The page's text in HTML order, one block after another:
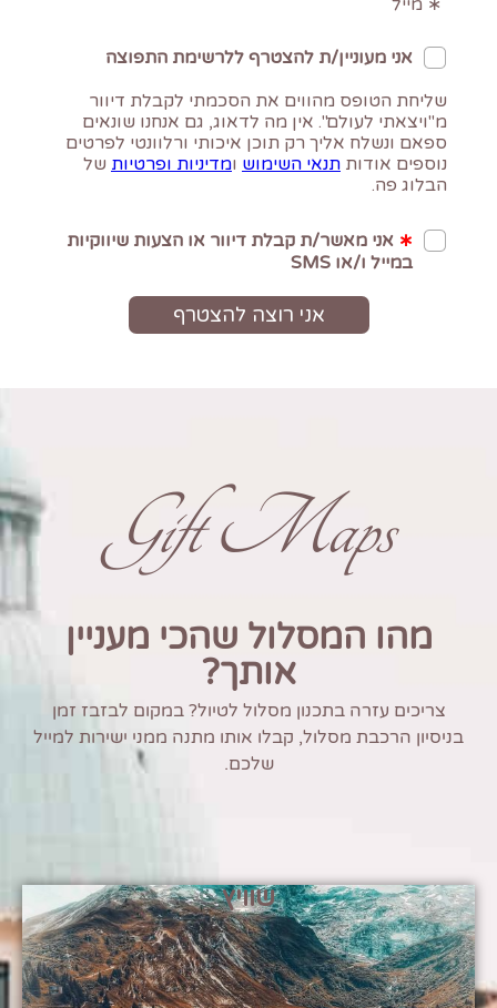
Gift Maps
מהו המסלול שהכי מעניין
אותך?
צריכים עזרה בתכנון מסלול לטיול? במקום לבזבז זמן
בניסיון הרכבת מסלול, קבלו אותו מתנה ממני ישירות למייל
שלכם.
שוויץ